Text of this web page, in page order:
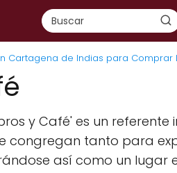
Cartagena de Indias para Comprar
y Café' es un
congregan tanto para
así como un lugar